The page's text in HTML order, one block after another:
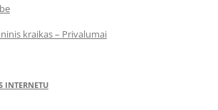
kraikas – Privalumai
INTERNETU